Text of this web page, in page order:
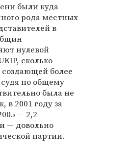
были куда
рода местных
в
нулевой
сколько
более
по общему
была не
2001 году за
— 2,2
— довольно
партии.